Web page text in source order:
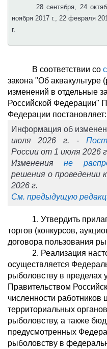
28 сентября, 24
ноября 2017 г., 22 февраля
г.
В соответствии со
закона "Об аквакультуре
изменений в отдельные
Российской Федерации"
Федерации постановляет:
Информация об
июля 2026 г. -
России от 1 июля 2026
Измененияне
решения о проведении
2026 г.
См. предыдущую
1. Утвердить
торгов (конкурсов,
договора пользования
2. Реализация
осуществляется
рыболовству в пределах
Правительством
численности работников
территориальных
рыболовству, а также
предусмотренных
рыболовству в